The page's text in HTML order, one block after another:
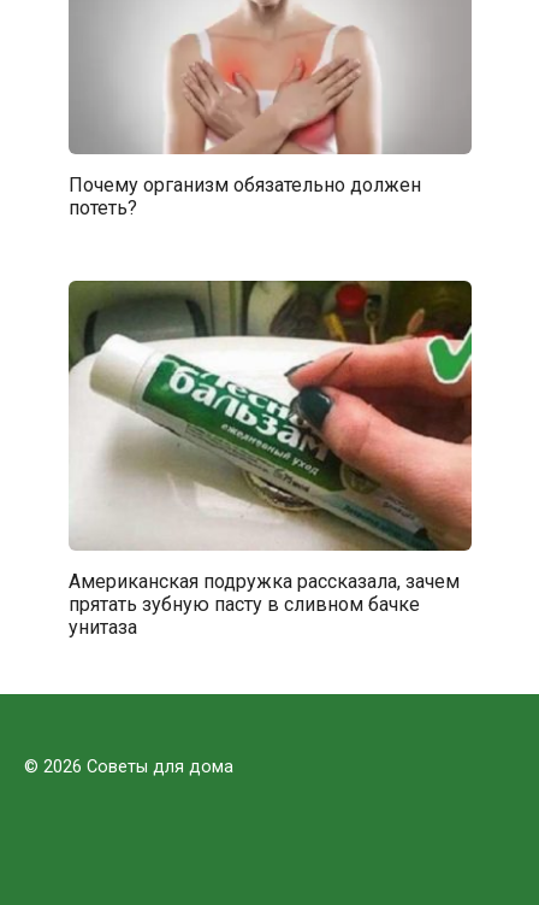
Почему организм обязательно должен
потеть?
Американская подружка рассказала, зачем
прятать зубную пасту в сливном бачке
унитаза
© 2026 Советы для дома